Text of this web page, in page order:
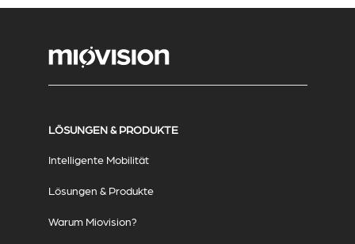
LÖSUNGEN & PRODUKTE
Intelligente Mobilität
Lösungen & Produkte
Warum Miovision?